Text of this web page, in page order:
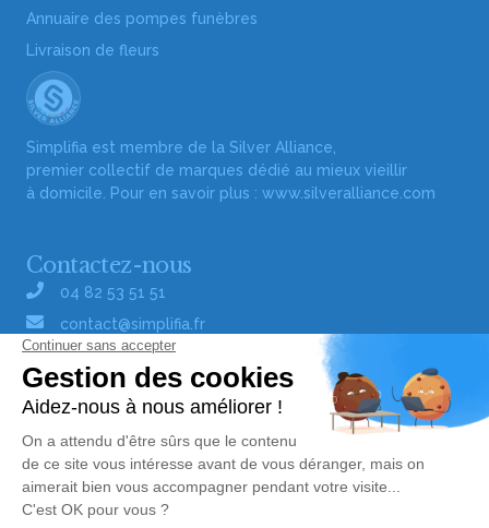
Annuaire des pompes funèbres
Livraison de fleurs
Simplifia est membre de la Silver Alliance,
premier collectif de marques dédié au mieux vieillir
à domicile. Pour en savoir plus : www.silveralliance.com
Contactez-nous
04 82 53 51 51
contact@simplifia.fr
Réseaux sociaux
Liens utiles
Publier un avis de décès